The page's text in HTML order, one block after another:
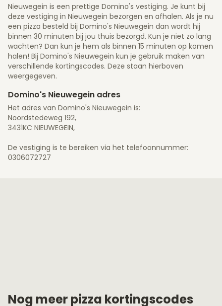
Nieuwegein is een prettige Domino's vestiging. Je kunt bij
deze vestiging in Nieuwegein bezorgen en afhalen. Als je nu
een pizza besteld bij Domino's Nieuwegein dan wordt hij
binnen 30 minuten bij jou thuis bezorgd. Kun je niet zo lang
wachten? Dan kun je hem als binnen 15 minuten op komen
halen! Bij Domino's Nieuwegein kun je gebruik maken van
verschillende kortingscodes. Deze staan hierboven
weergegeven.
Domino's Nieuwegein adres
Het adres van Domino's Nieuwegein is:
Noordstedeweg 192,
3431KC NIEUWEGEIN,
De vestiging is te bereiken via het telefoonnummer:
0306072727
Nog meer pizza kortingscodes